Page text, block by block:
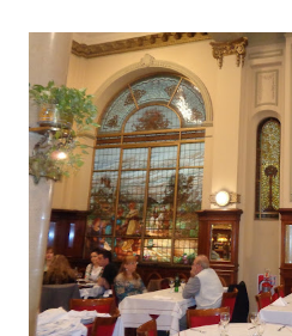
"me da leche merengada/ ay
varios años hasta que mi papá
famosa leche. Y muchos años
descubriese el placer de
tomar un café. Esta vez vuelvo
escribir la crónica. Y lo hago
curiosamente no hay fila de
puertas. Así que tengo todo el
para recorrerlo....